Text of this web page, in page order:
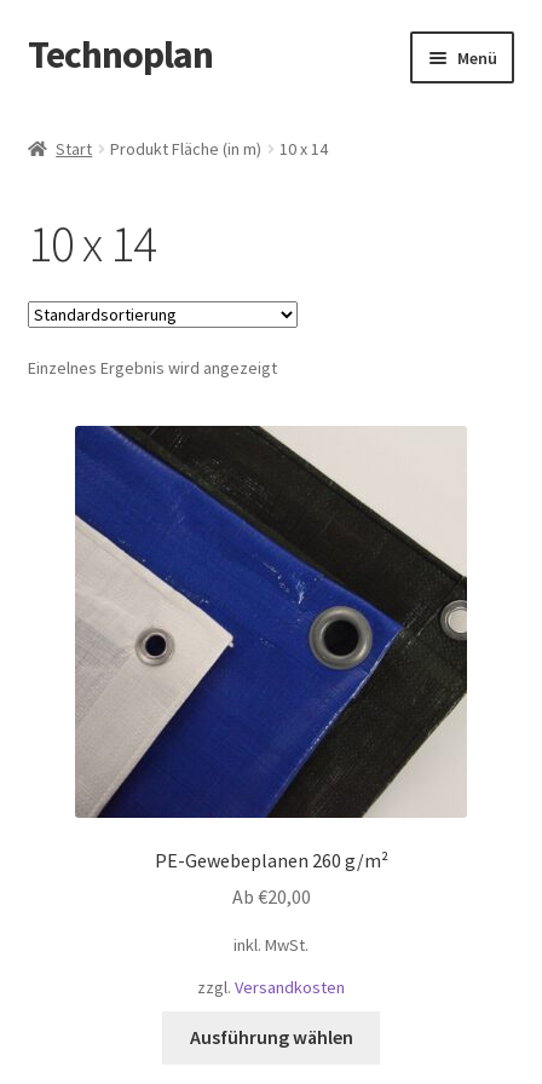
Zur
Navigation
Zum
Inhalt
Technoplan Menü
Datenschutzerklärung
Impressum
Kasse
Warenkorb
Start Produkt Fläche (in m) 10 x 14
10 x 14
Einzelnes Ergebnis wird angezeigt
PE-Gewebeplanen 260 g/m²
Ab €20,00
inkl. MwSt.
zzgl. Versandkosten
Ausführung wählen